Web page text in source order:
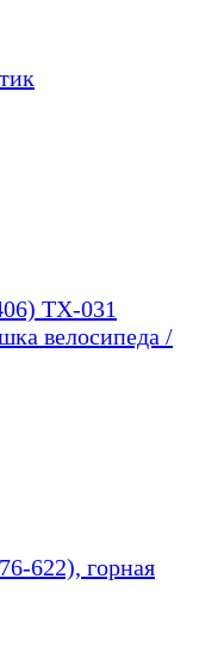
TX-031
велосипеда /
622), горная